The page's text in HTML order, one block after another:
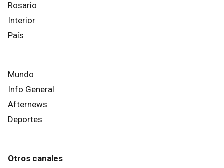
Rosario
Interior
País
Mundo
Info General
Afternews
Deportes
Otros canales